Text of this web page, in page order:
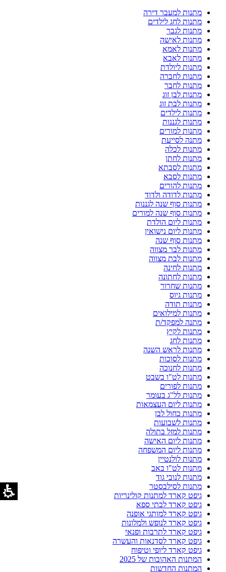
מתנות למעבר דירה
מתנות לחג לילדים
מתנות לגבר
מתנות לאישה
מתנות לאמא
מתנות לאבא
מתנות ליולדת
מתנות לחברה
מתנות לחבר
מתנות לבן זוג
מתנות לבת זוג
מתנות לילדים
מתנות לגננות
מתנות למורים
מתנה לסייעת
מתנות לכלה
מתנות לחתן
מתנות לסבתא
מתנות לסבא
מתנות להורים
מתנות לדודה ולדוד
מתנות סוף שנה לגננות
מתנות סוף שנה למורים
מתנות ליום הולדת
מתנות ליום נישואין
מתנות סוף שנה
מתנות לבר מצווה
מתנות לבת מצווה
מתנות לחינה
מתנות לחתונה
מתנות שחרור
מתנות גיוס
מתנות תודה
מתנות למילואים
מתנה למפקד/ת
מתנות לקיץ
מתנות לחג
מתנות לראש השנה
מתנות לסוכות
מתנות לחנוכה
מתנות לט"ו בשבט
מתנות לפורים
מתנות לל"ג בעומר
מתנות ליום העצמאות
מתנות כחול לבן
מתנות לשבועות
מתנות למזל בתולה
מתנות ליום האישה
מתנות ליום המשפחה
מתנות לולנטיין
מתנות לט"ו באב
מתנות לנובי גוד
מתנות לסילבסטר
גיפט קארד למתנות קולינריות
גיפט קארד לבתי ספא
גיפט קארד למותגי אופנה
גיפט קארד לנופש ולמלונות
גיפט קארד לתרבות ופנאי
גיפט קארד לסדנאות והעשרה
גיפט קארד ליופי וטיפוח
המתנות האהובות של 2025
המתנות החדשות